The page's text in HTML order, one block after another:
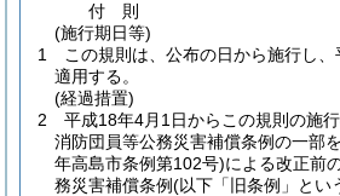
付 則
(施行期日等)
1
この規則は、公布の日から施行し
適用する。
(経過措置)
2
平成18年4月1日からこの規則の施
消防団員等公務災害補償条例の一部
年高島市条例第102号)による改正前
務災害補償条例(以下「旧条例」とい